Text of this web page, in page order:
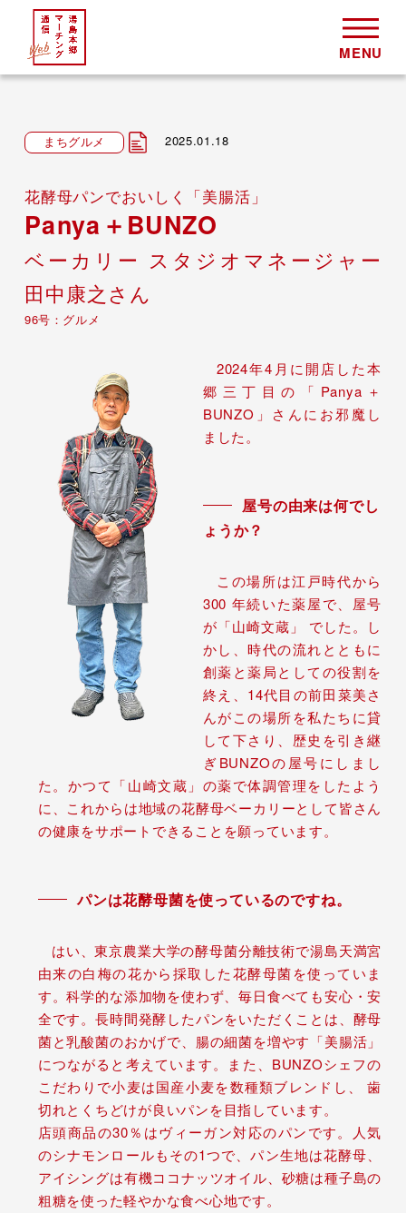
まちグルメ 2025.01.18
花酵母パンでおいしく「美腸活」
Panya＋BUNZO
ベーカリー スタジオマネージャー
田中康之さん
96号：グルメ
2024年4月に開店した本
郷三丁目の「Panya＋
BUNZO」さんにお邪魔し
ました。
屋号の由来は何でし
ょうか？
この場所は江戸時代から
300 年続いた薬屋で、屋号
が「山崎文蔵」 でした。し
かし、時代の流れとともに
創薬と薬局としての役割を
終え、14代目の前田菜美さ
んがこの場所を私たちに貸
して下さり、歴史を引き継
ぎBUNZOの屋号にしまし
た。かつて「山崎文蔵」の薬で体調管理をしたよう
に、これからは地域の花酵母ベーカリーとして皆さん
の健康をサポートできることを願っています。
パンは花酵母菌を使っているのですね。
はい、東京農業大学の酵母菌分離技術で湯島天満宮
由来の白梅の花から採取した花酵母菌を使っていま
す。科学的な添加物を使わず、毎日食べても安心・安
全です。長時間発酵したパンをいただくことは、酵母
菌と乳酸菌のおかげで、腸の細菌を増やす「美腸活」
につながると考えています。また、BUNZOシェフの
こだわりで小麦は国産小麦を数種類ブレンドし、 歯
切れとくちどけが良いパンを目指しています。
店頭商品の30％はヴィーガン対応のパンです。人気
のシナモンロールもその1つで、パン生地は花酵母、
アイシングは有機ココナッツオイル、砂糖は種子島の
粗糖を使った軽やかな食べ心地です。